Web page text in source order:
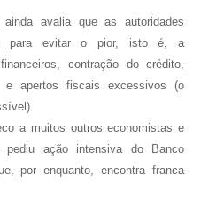
avalia que as autoridades
para evitar o pior, isto é, a
contração do crédito,
e apertos fiscais excessivos (o
a muitos outros economistas e
pediu ação intensiva do Banco
por enquanto, encontra franca